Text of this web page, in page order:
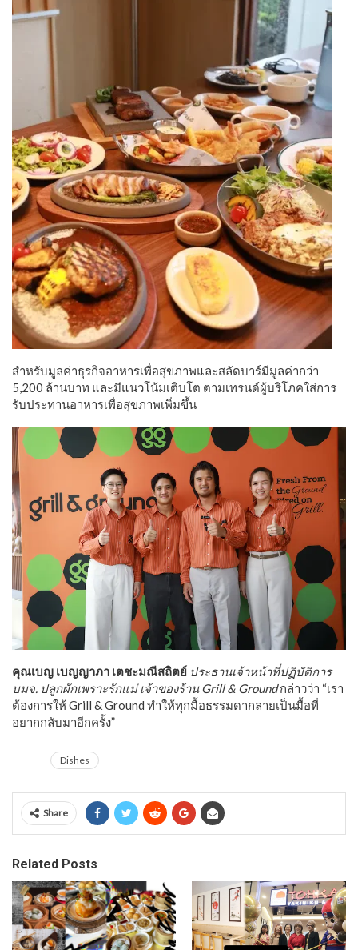
สำหรับมูลค่าธุรกิจอาหารเพื่อสุขภาพและสลัดบาร์มีมูลค่ากว่า
5,200 ล้านบาท และมีแนวโน้มเติบโต ตามเทรนด์ผู้บริโภคใส่การ
รับประทานอาหารเพื่อสุขภาพเพิ่มขึ้น
คุณเบญ เบญญาภา เตชะมณีสถิตย์ ประธานเจ้าหน้าที่ปฏิบัติการ
บมจ. ปลูกผักเพราะรักแม่ เจ้าของร้าน Grill & Groundกล่าวว่า “เรา
ต้องการให้ Grill & Ground ทำให้ทุกมื้อธรรมดากลายเป็นมื้อที่
อยากกลับมาอีกครั้ง”
Dishes
Share
Related Posts